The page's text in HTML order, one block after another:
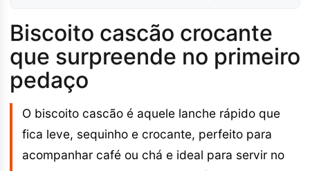
Biscoito cascão crocante
que surpreende no primeiro
pedaço
O biscoito cascão é aquele lanche rápido que
fica leve, sequinho e crocante, perfeito para
acompanhar café ou chá e ideal para servir no